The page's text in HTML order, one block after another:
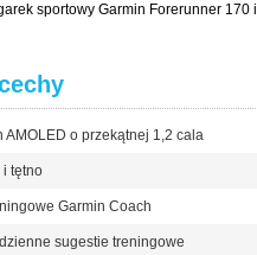
sportowy Garmin Forerunner 170 i
AMOLED o przekątnej 1,2 cala
i tętno
Garmin Coach
sugestie treningowe